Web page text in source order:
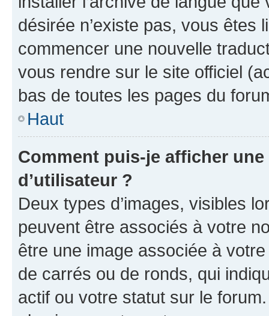
désirée n’existe pas, vous êtes
commencer une nouvelle
vous rendre sur le site officiel
bas de toutes les pages du
Haut
Comment puis-je afficher
d’utilisateur ?
Deux types d’images, visibles
peuvent être associés à votre
être une image associée à
de carrés ou de ronds, qui
actif ou votre statut sur le